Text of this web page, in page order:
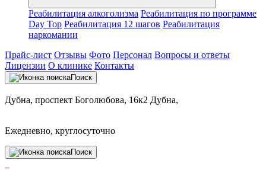
Реабилитация алкоголизма Реабилитация по программе
Day Top Реабилитация 12 шагов Реабилитация
наркомании
Прайс-лист Отзывы Фото Персонал Вопросы и ответы
Лицензии О клинике Контакты
Поиск
Дубна, проспект Боголюбова, 16к2 Дубна,
Ежедневно, круглосуточно
Поиск